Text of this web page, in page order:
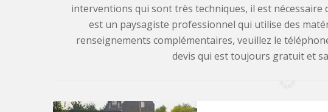
interventions qui sont très techniques, il est nécessaire
est un paysagiste professionnel qui utilise des
renseignements complémentaires, veuillez le
devis qui est toujours gratuit et